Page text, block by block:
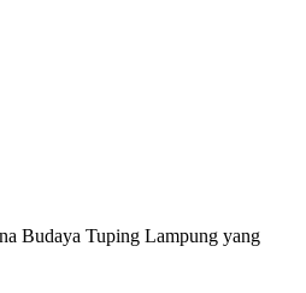
Budaya Tuping Lampung yang